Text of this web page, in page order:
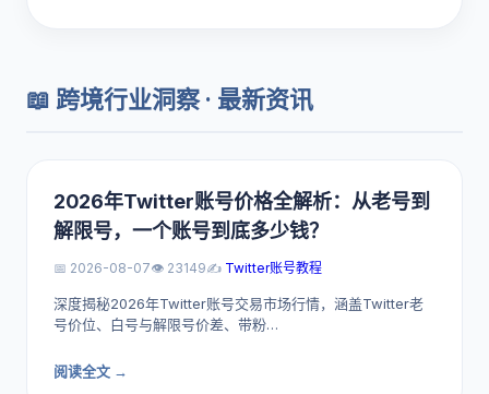
📖 跨境行业洞察 · 最新资讯
2026年Twitter账号价格全解析：从老号到
解限号，一个账号到底多少钱？
📅 2026-08-07👁️ 23149✍️ Twitter账号教程
深度揭秘2026年Twitter账号交易市场行情，涵盖Twitter老
号价位、白号与解限号价差、带粉…
阅读全文 →